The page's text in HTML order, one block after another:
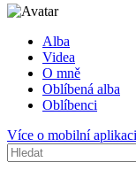
Alba
Videa
O mně
Oblíbená alba
Oblíbenci
Více o mobilní aplikaci